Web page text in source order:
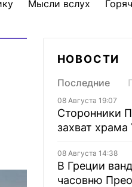
Мысли вслух
НОВОСТИ
Последние
08 Августа 19:07
Сторонники
захват
08 Августа 14:38
В Греции
часовню